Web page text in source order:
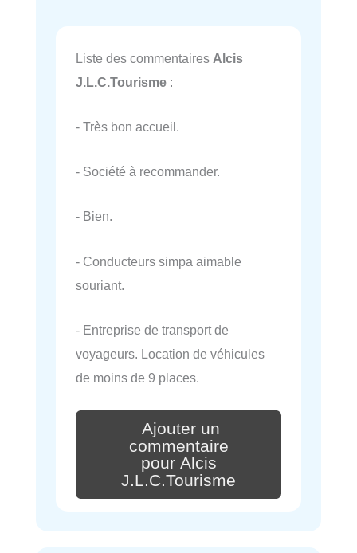
Liste des commentaires Alcis
J.L.C.Tourisme :
- Très bon accueil.
- Société à recommander.
- Bien.
- Conducteurs simpa aimable
souriant.
- Entreprise de transport de
voyageurs. Location de véhicules
de moins de 9 places.
Ajouter un
commentaire
pour Alcis
J.L.C.Tourisme